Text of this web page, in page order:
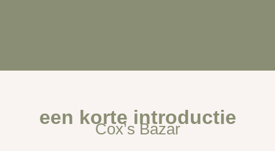
een korte introductie
Cox’s Bazar